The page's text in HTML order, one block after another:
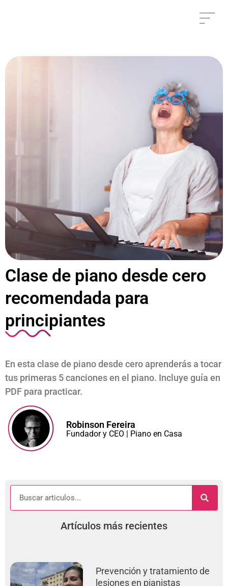
Clase de piano desde cero
recomendada para
principiantes
En esta clase de piano desde cero aprenderás a tocar
tus primeras 5 canciones en el piano. Incluye guía en
PDF para practicar.
Artículos más recientes
Prevención y tratamiento de
lesiones en pianistas